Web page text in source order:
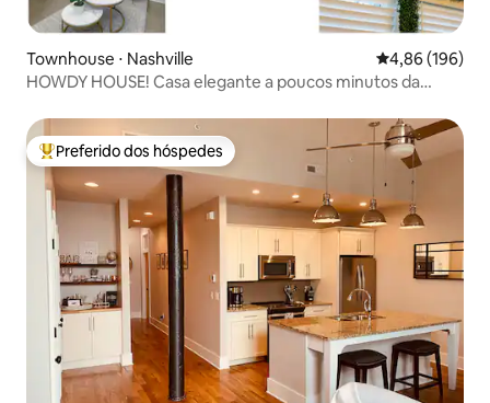
Townhouse ⋅ Nashville 4,86 de uma
4,86 (196)
HOWDY HOUSE! Casa elegante a poucos minutos da
Entre os melhores preferidos dos hóspedes
Preferido dos hóspedes